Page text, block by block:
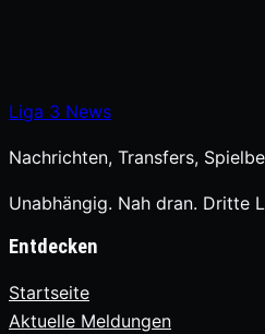
Liga 3 News
Nachrichten, Transfers,
Unabhängig. Nah dran. Dritte
Entdecken
Startseite
Aktuelle Meldungen